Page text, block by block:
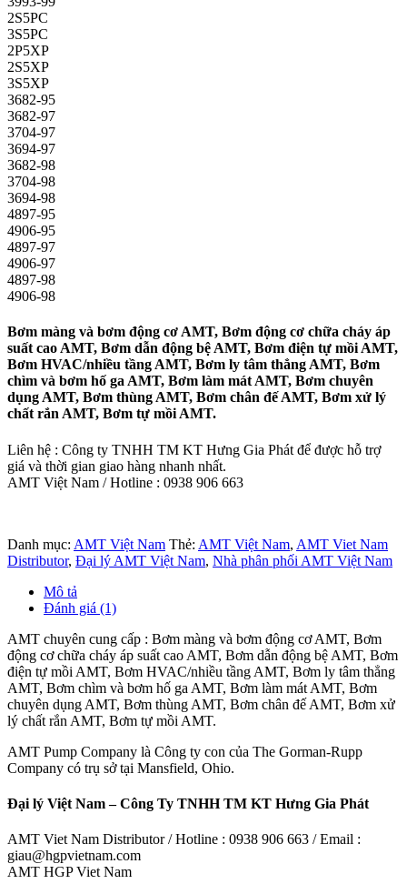
2S5PC
3S5PC
2P5XP
2S5XP
3S5XP
3682-95
3682-97
3704-97
3694-97
3682-98
3704-98
3694-98
4897-95
4906-95
4897-97
4906-97
4897-98
4906-98
Bơm màng và bơm động cơ AMT, Bơm động cơ chữa cháy áp
suất cao AMT, Bơm dẫn động bệ AMT, Bơm điện tự mồi AMT,
Bơm HVAC/nhiều tầng AMT, Bơm ly tâm thẳng AMT, Bơm
chìm và bơm hố ga AMT, Bơm làm mát AMT, Bơm chuyên
dụng AMT, Bơm thùng AMT, Bơm chân đế AMT, Bơm xử lý
chất rắn AMT, Bơm tự mồi AMT.
Liên hệ : Công ty TNHH TM KT Hưng Gia Phát để được hỗ trợ
giá và thời gian giao hàng nhanh nhất.
AMT Việt Nam / Hotline : 0938 906 663
Danh mục: AMT Việt Nam Thẻ: AMT Việt Nam, AMT Viet Nam
Distributor, Đại lý AMT Việt Nam, Nhà phân phối AMT Việt Nam
Mô tả
Đánh giá (1)
AMT chuyên cung cấp : Bơm màng và bơm động cơ AMT, Bơm
động cơ chữa cháy áp suất cao AMT, Bơm dẫn động bệ AMT, Bơm
điện tự mồi AMT, Bơm HVAC/nhiều tầng AMT, Bơm ly tâm thẳng
AMT, Bơm chìm và bơm hố ga AMT, Bơm làm mát AMT, Bơm
chuyên dụng AMT, Bơm thùng AMT, Bơm chân đế AMT, Bơm xử
lý chất rắn AMT, Bơm tự mồi AMT.
AMT Pump Company là Công ty con của The Gorman-Rupp
Company có trụ sở tại Mansfield, Ohio.
Đại lý Việt Nam – Công Ty TNHH TM KT Hưng Gia Phát
AMT Viet Nam Distributor / Hotline : 0938 906 663 / Email :
giau@hgpvietnam.com
AMT HGP Viet Nam